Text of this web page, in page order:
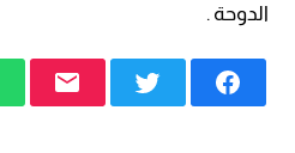
الدوحة .